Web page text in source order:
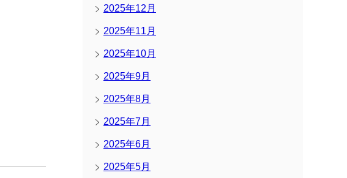
2025年12月
2025年11月
2025年10月
2025年9月
2025年8月
2025年7月
2025年6月
2025年5月